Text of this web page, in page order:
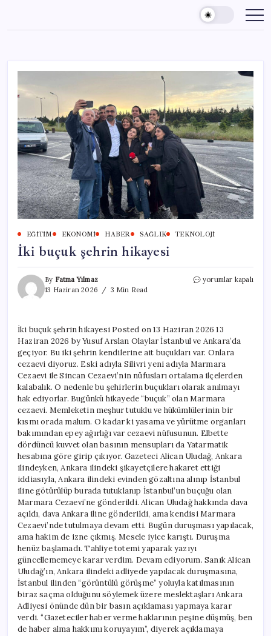
content
EĞITIM EKONOMI HABER SAĞLIK TEKNOLOJI
İki buçuk şehrin hikayesi
By Fatma Yılmaz
13 Haziran 2026
3 Min Read
İki
yorumlar kapalı
İki buçuk şehrin hikayesi Posted on 13 Haziran 2026 13
Haziran 2026 by Yusuf Arslan Olaylar İstanbul ve Ankara’da
geçiyor. Bu iki şehrin kendilerine ait buçukları var. Onlara
cezaevi diyoruz. Eski adıyla Silivri yeni adıyla Marmara
Cezaevi ile Sincan Cezaevi’nin nüfusları ortalama ilçelerden
kalabalık. O nedenle bu şehirlerin buçukları olarak anılmayı
hak ediyorlar. Bugünkü hikayede “buçuk” olan Marmara
cezaevi. Memleketin meşhur tutuklu ve hükümlülerinin bir
kısmı orada malum. O kadar ki yasama ve yürütme organları
bakımından epey ağırlığı var cezaevi nüfusunun. Elbette
dördüncü kuvvet olan basının mensupları da Yatarmatik
hesabına göre girip çıkıyor. Gazeteci Alican Uludağ, Ankara
ilindeyken, Ankara ilindeki şikayetçilere hakaret ettiği
iddiasıyla, Ankara ilindeki evinden gözaltına alınıp İstanbul
iline götürülüp burada tutuklanıp İstanbul’un buçuğu olan
Marmara Cezaevi’ne gönderildi. Alican Uludağ hakkında dava
açıldı, dava Ankara iline gönderildi, ama kendisi Marmara
Cezaevi’nde tutulmaya devam etti. Bugün duruşması yapılacak,
ama hakim de izne çıkmış. Mesele iyice karıştı. Duruşma
henüz başlamadı. Tahliye totemi yaparak yazıyı
güncellememeye karar verdim. Devam ediyorum. Sanık Alican
Uludağ’ın, Ankara ilindeki adliyede yapılacak duruşmasına,
İstanbul ilinden “görüntülü görüşme” yoluyla katılmasının
biraz saçma olduğunu söylemek üzere meslektaşları Ankara
Adliyesi önünde dün bir basın açıklaması yapmaya karar
verdi. “Gazeteciler haber verme haklarının peşine düşmüş, ben
de haber alma hakkımı koruyayım”, diyerek açıklamaya